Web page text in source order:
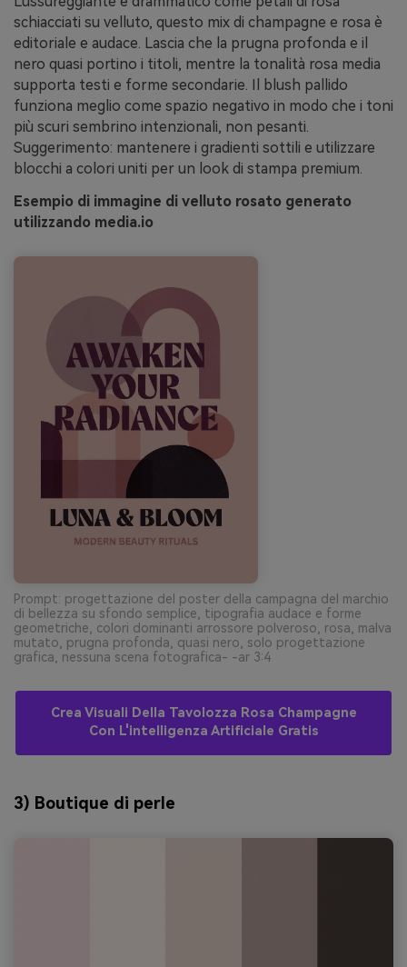
schiacciati su velluto, questo mix di champagne e rosa è
editoriale e audace. Lascia che la prugna profonda e il
nero quasi portino i titoli, mentre la tonalità rosa media
supporta testi e forme secondarie. Il blush pallido
funziona meglio come spazio negativo in modo che i toni
più scuri sembrino intenzionali, non pesanti.
Suggerimento: mantenere i gradienti sottili e utilizzare
blocchi a colori uniti per un look di stampa premium.
Esempio di immagine di velluto rosato generato
utilizzando media.io
Prompt: progettazione del poster della campagna del marchio
di bellezza su sfondo semplice, tipografia audace e forme
geometriche, colori dominanti arrossore polveroso, rosa, malva
mutato, prugna profonda, quasi nero, solo progettazione
grafica, nessuna scena fotografica- -ar 3:4
Crea Visuali Della Tavolozza Rosa Champagne
Con L'intelligenza Artificiale Gratis
3) Boutique di perle